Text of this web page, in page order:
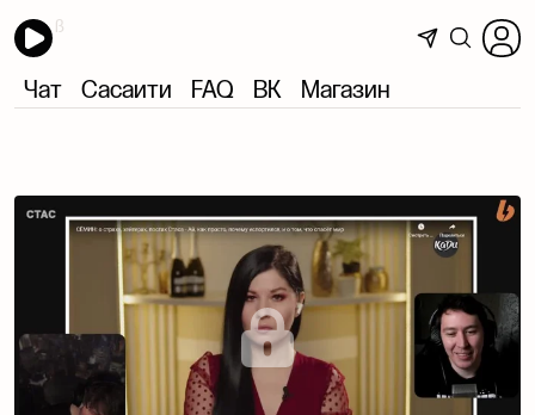
Чат Сасаити FAQ ВК Магазин